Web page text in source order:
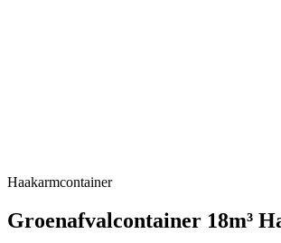
Haakarmcontainer
Groenafvalcontainer 18m³